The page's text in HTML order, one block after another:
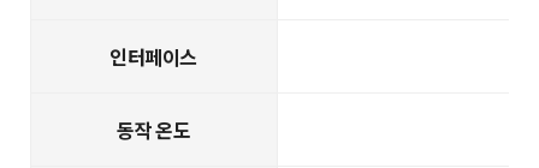
인터페이스
동작 온도